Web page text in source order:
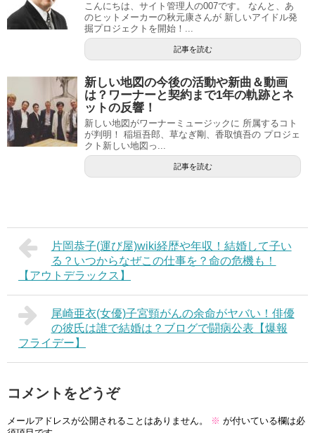
こんにちは、サイト管理人の007です。 なんと、あ
のヒットメーカーの秋元康さんが 新しいアイドル発
掘プロジェクトを開始！...
記事を読む
新しい地図の今後の活動や新曲＆動画
は？ワーナーと契約まで1年の軌跡とネ
ットの反響！
新しい地図がワーナーミュージックに 所属するコト
が判明！ 稲垣吾郎、草なぎ剛、香取慎吾の プロジェ
クト新しい地図っ...
記事を読む
片岡恭子(運び屋)wiki経歴や年収！結婚して子い
る？いつからなぜこの仕事を？命の危機も！
【アウトデラックス】
尾崎亜衣(女優)子宮頸がんの余命がヤバい！俳優
の彼氏は誰で結婚は？ブログで闘病公表【爆報
フライデー】
コメントをどうぞ
メールアドレスが公開されることはありません。 ※ が付いている欄は必